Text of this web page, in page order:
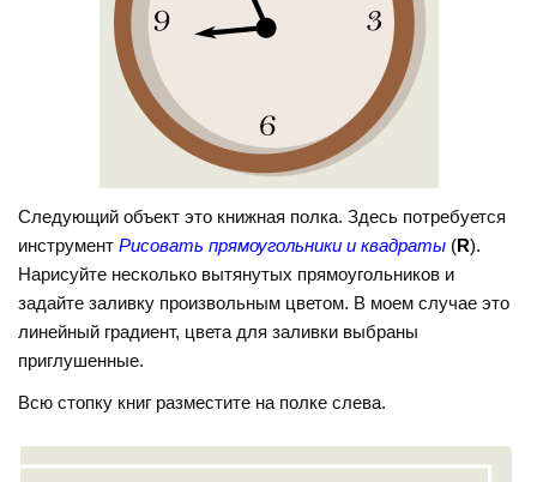
Следующий объект это книжная полка. Здесь потребуется
инструментРисовать прямоугольники и квадраты (R).
Нарисуйте несколько вытянутых прямоугольников и
задайте заливку произвольным цветом. В моем случае это
линейный градиент, цвета для заливки выбраны
приглушенные.
Всю стопку книг разместите на полке слева.